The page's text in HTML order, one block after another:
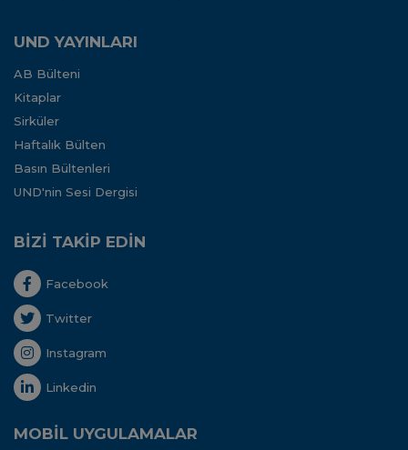
UND YAYINLARI
AB Bülteni
Kitaplar
Sirküler
Haftalık Bülten
Basın Bültenleri
UND'nin Sesi Dergisi
BİZİ TAKİP EDİN
Facebook
Twitter
Instagram
Linkedin
MOBİL UYGULAMALAR